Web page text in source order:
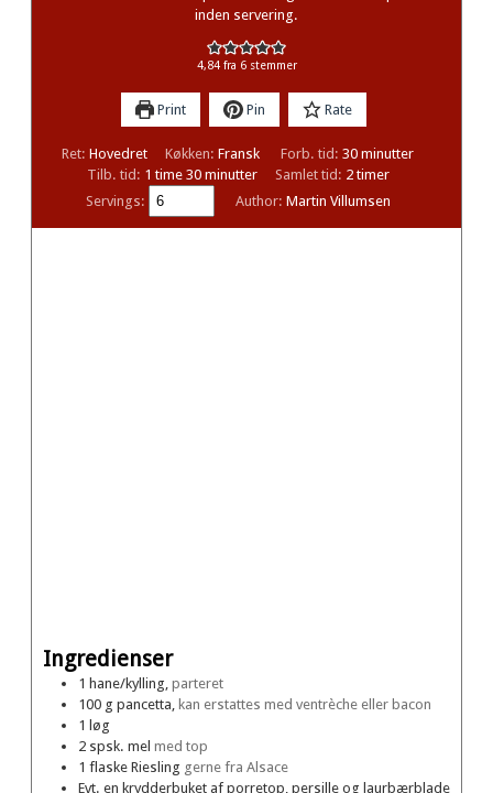
inden servering.
4,84fra 6stemmer
Print Pin Rate
Ret:Hovedret Køkken:Fransk Forb. tid: 30minutter
minutter
Tilb. tid: 1 time
time 30minutter
minutter Samlet tid: 2timer
timer
Servings:
Author: Martin Villumsen
Ingredienser
1 hane/kylling, parteret
100 g pancetta, kan erstattes med ventrèche eller bacon
1 løg
2 spsk. mel med top
1 flaske Riesling gerne fra Alsace
Evt. en krydderbuket af porretop, persille og laurbærblade